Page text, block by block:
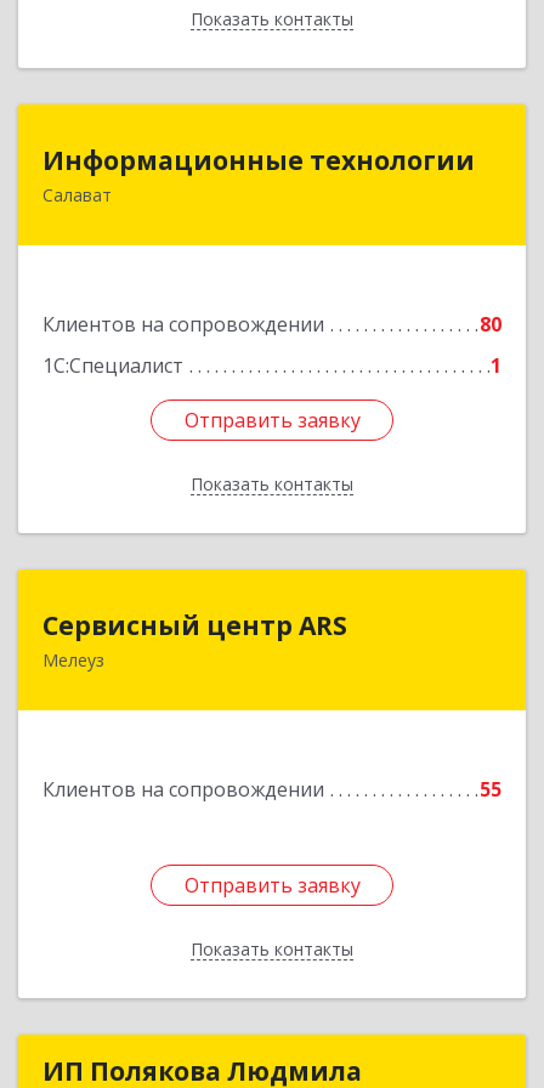
Показать контакты
Назад
Информационные технологии
Салават
Клиентов на сопровождении
80
1С:Специалист
1
Отправить заявку
Показать контакты
Информационные технологии
Отправить заявку
Назад
Сервисный центр ARS
Мелеуз
Клиентов на сопровождении 55
Отправить заявку
Показать контакты
Отправить заявку
Назад
ИП Полякова Людмила
ИП Полякова Людмила